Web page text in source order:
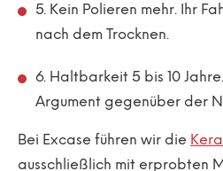
5. Kein Polieren mehr. Ihr
nach dem Trocknen.
6. Haltbarkeit 5 bis 10
Argument gegenüber der
Bei Excase führen wir die
ausschließlich mit erprobten